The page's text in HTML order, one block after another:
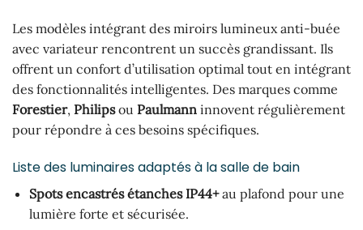
Les modèles intégrant des miroirs lumineux anti-buée
avec variateur rencontrent un succès grandissant. Ils
offrent un confort d’utilisation optimal tout en intégrant
des fonctionnalités intelligentes. Des marques comme
Forestier, Philipsou Paulmann innovent régulièrement
pour répondre à ces besoins spécifiques.
Liste des luminaires adaptés à la salle de bain
Spots encastrés étanches IP44+au plafond pour une
lumière forte et sécurisée.